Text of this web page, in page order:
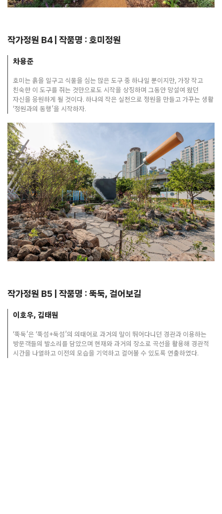
작가정원 B4 | 작품명 : 호미정원
차용준
호미는 흙을 일구고 식물을 심는 많은 도구 중 하나일 뿐이지만, 가장 작고
친숙한 이 도구를 쥐는 것만으로도 시작을 상징하며 그동안 망설여 왔던
자신을 응원하게 될 것이다. 하나의 작은 실천으로 정원을 만들고 가꾸는 생활
‘정원과의 동행’을 시작하자.
작가정원 B5 | 작품명 : 뚝둑, 걸어보길
이호우, 김태원
‘뚝둑’은 ‘뚝섬+둑섬’의 의태어로 과거의 말이 뛰어다니던 경관과 이용하는
방문객들의 발소리를 담았으며 현재와 과거의 장소로 곡선을 활용해 경관적
시간을 나열하고 이전의 모습을 기억하고 걸어볼 수 있도록 연출하였다.